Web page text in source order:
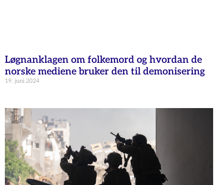
Løgnanklagen om folkemord og hvordan de
norske mediene bruker den til demonisering
19. juni 2024